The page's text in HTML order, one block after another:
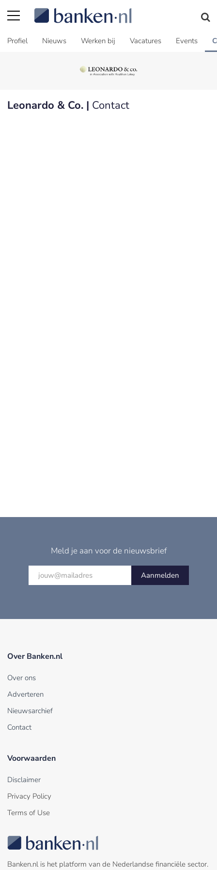
Profiel Nieuws Werken bij Vacatures Events
Leonardo & Co. | Contact
Meld je aan voor de nieuwsbrief
Aanmelden
Over Banken.nl
Over ons
Adverteren
Nieuwsarchief
Contact
Voorwaarden
Disclaimer
Privacy Policy
Terms of Use
Banken.nl is het platform van de Nederlandse financiële sector.